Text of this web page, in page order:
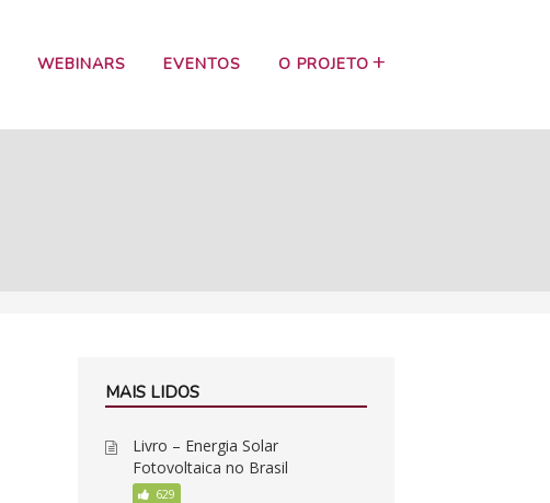
WEBINARS EVENTOS O PROJETO
MAIS LIDOS
Livro – Energia Solar
Fotovoltaica no Brasil
629